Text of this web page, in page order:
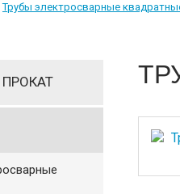
Трубы электросварные